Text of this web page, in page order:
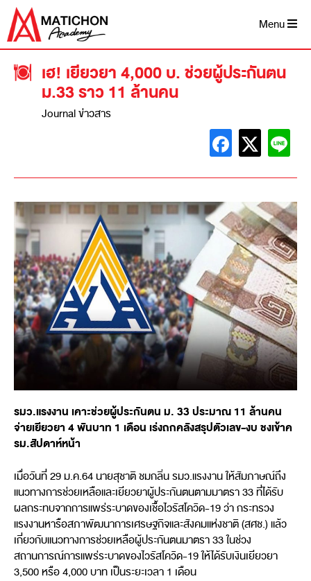
Menu
เฮ! เยียวยา 4,000 บ. ช่วยผู้ประกันตน
ม.33 ราว 11 ล้านคน
Journal ข่าวสาร
รมว.แรงงาน เคาะช่วยผู้ประกันตน ม. 33 ประมาณ 11 ล้านคน
จ่ายเยียวยา 4 พันบาท 1 เดือน เร่งถกคลังสรุปตัวเลข-งบ ชงเข้าค
รม.สัปดาห์หน้า
เมื่อวันที่ 29 ม.ค.64 นายสุชาติ ชมกลิ่น รมว.แรงงาน ให้สัมภาษณ์ถึง
แนวทางการช่วยเหลือและเยียวยาผู้ประกันตนตามมาตรา 33 ที่ได้รับ
ผลกระทบจากการแพร่ระบาดของเชื้อไวรัสโควิด-19 ว่า กระทรวง
แรงงานหารือสภาพัฒนาการเศรษฐกิจและสังคมแห่งชาติ (สศช.) แล้ว
เกี่ยวกับแนวทางการช่วยเหลือผู้ประกันตนมาตรา 33 ในช่วง
สถานการณ์การแพร่ระบาดของไวรัสโควิด-19 ให้ได้รับเงินเยียวยา
3,500 หรือ 4,000 บาท เป็นระยะเวลา 1 เดือน